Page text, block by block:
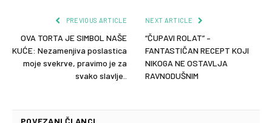
PREVIOUS ARTICLE
OVA TORTA JE SIMBOL NAŠE
KUĆE: Nezamenjiva poslastica
moje svekrve, pravimo je za
svako slavlje..
NEXT ARTICLE
“ČUPAVI ROLAT” –
FANTASTIČAN RECEPT KOJI
NIKOGA NE OSTAVLJA
RAVNODUŠNIM
POVEZANI ČLANCI